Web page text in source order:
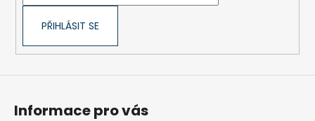
PŘIHLÁSIT SE
Informace pro vás